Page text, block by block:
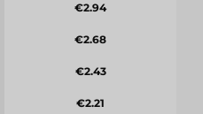
€2.94
€2.68
€2.43
€2.21